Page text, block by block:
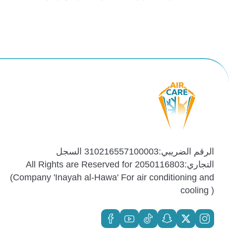
الرقم الضريبي:310216557100003 السجل
التجاري:2050116803 All Rights are Reserved for
(Company 'Inayah al-Hawa' For air conditioning and
cooling )